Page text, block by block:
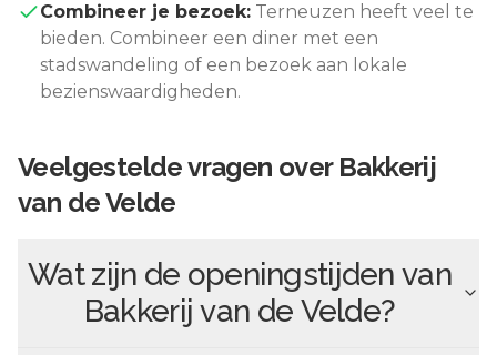
Combineer je bezoek: Terneuzen heeft veel te
bieden. Combineer een diner met een
stadswandeling of een bezoek aan lokale
bezienswaardigheden.
Veelgestelde vragen over Bakkerij
van de Velde
Wat zijn de openingstijden van
Bakkerij van de Velde?